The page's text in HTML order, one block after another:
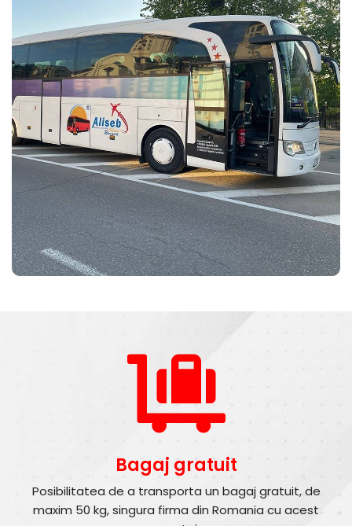
Bagaj gratuit
Posibilitatea de a transporta un bagaj gratuit, de
maxim 50 kg, singura firma din Romania cu acest